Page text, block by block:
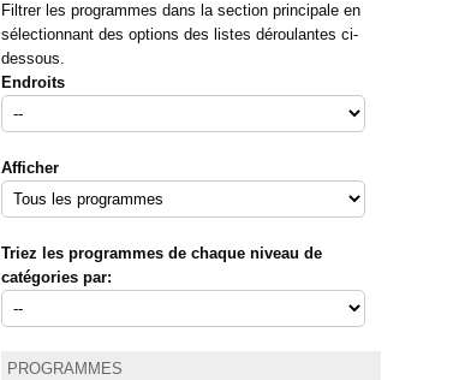
Filtrer les programmes dans la section principale en
sélectionnant des options des listes déroulantes ci-
dessous.
Endroits
Afficher
Triez les programmes de chaque niveau de
catégories par:
PROGRAMMES